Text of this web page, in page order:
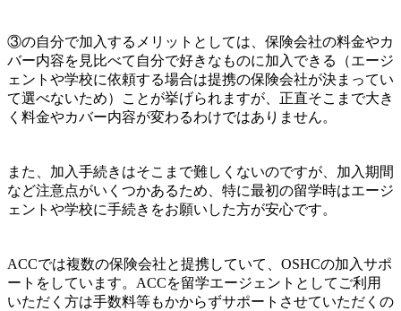
③の自分で加入するメリットとしては、保険会社の料金やカ
バー内容を見比べて自分で好きなものに加入できる（エージ
ェントや学校に依頼する場合は提携の保険会社が決まってい
て選べないため）ことが挙げられますが、 正直そこまで大き
く料金やカバー内容が変わるわけではありません。
また、加入手続きはそこまで難しくないのですが、 加入期間
など注意点がいくつかあるため、特に最初の留学時はエージ
ェントや学校に手続きをお願いした方が安心です。
ACCでは複数の保険会社と提携していて、OSHCの加入サポ
ートをしています。ACCを留学エージェントとしてご利用
いただく方は手数料等もかからずサポートさせていただくの